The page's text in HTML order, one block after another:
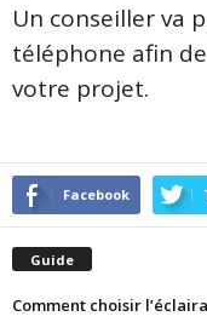
Un conseiller va
téléphone afin
votre projet.
Facebook
Guide
Comment choisir